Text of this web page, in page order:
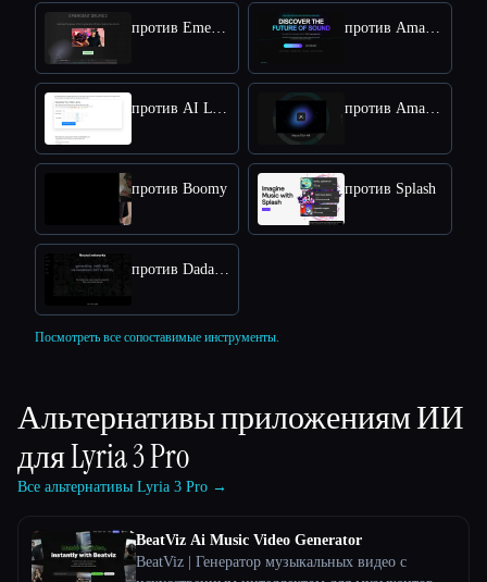
против Emergent Drums против Amazing AI Radio
против AI Lyrics Generator против Amadeus Code
против Boomy против Splash
против Dadabots
Посмотреть все сопоставимые инструменты.
Альтернативы приложениям ИИ
дляLyria 3 Pro
Все альтернативы Lyria 3 Pro →
BeatViz Ai Music Video Generator
BeatViz | Генератор музыкальных видео с